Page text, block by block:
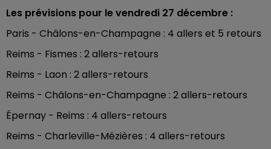
Les prévisions pour le vendredi 27 décembre :
Paris - Châlons-en-Champagne : 4 allers et 5 retours
Reims - Fismes : 2 allers-retours
Reims - Laon : 2 allers-retours
Reims - Châlons-en-Champagne : 2 allers-retours
Épernay - Reims : 4 allers-retours
Reims - Charleville-Mézières : 4 allers-retours